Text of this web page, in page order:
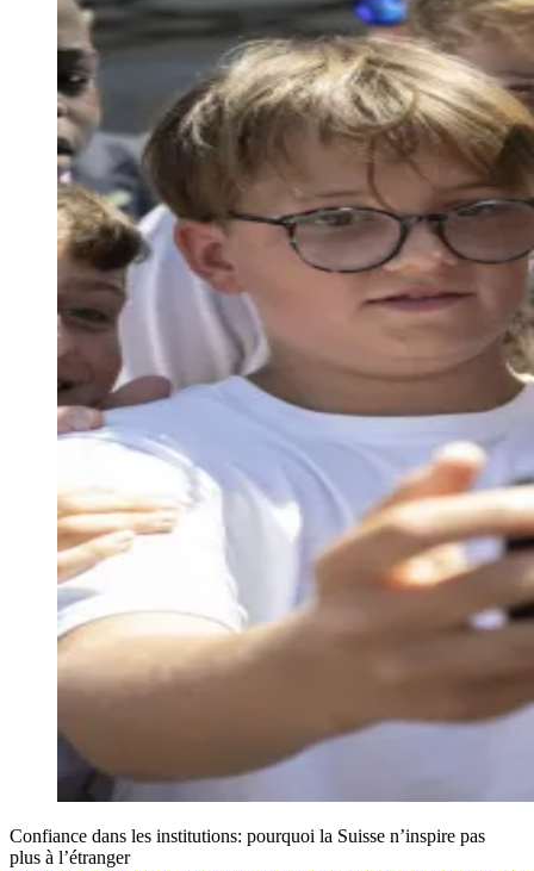
Confiance dans les institutions: pourquoi la Suisse n’inspire pas
plus à l’étranger